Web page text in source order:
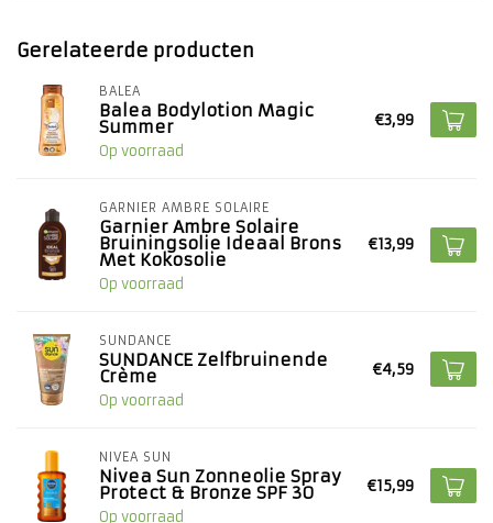
Gerelateerde producten
BALEA
Balea Bodylotion Magic
Summer
Op voorraad
€3,99
GARNIER AMBRE SOLAIRE
Garnier Ambre Solaire
Bruiningsolie Ideaal Brons
Met Kokosolie
Op voorraad
€13,99
SUNDANCE
SUNDANCE Zelfbruinende
Crème
Op voorraad
€4,59
NIVEA SUN
Nivea Sun Zonneolie Spray
Protect & Bronze SPF 30
Op voorraad
€15,99